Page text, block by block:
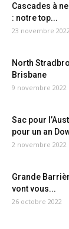
Cascades à
: notre top...
23 novembre 2022
North
Brisbane
9 novembre 2022
Sac pour
pour un an
2 novembre 2022
Grande
vont vous...
26 octobre 2022